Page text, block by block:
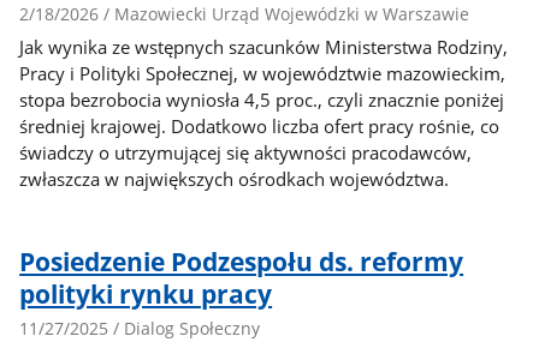
2/18/2026 / Mazowiecki Urząd Wojewódzki w Warszawie
Jak wynika ze wstępnych szacunków Ministerstwa Rodziny,
Pracy i Polityki Społecznej, w województwie mazowieckim,
stopa bezrobocia wyniosła 4,5 proc., czyli znacznie poniżej
średniej krajowej. Dodatkowo liczba ofert pracy rośnie, co
świadczy o utrzymującej się aktywności pracodawców,
zwłaszcza w największych ośrodkach województwa.
Posiedzenie Podzespołu ds. reformy
polityki rynku pracy
11/27/2025 / Dialog Społeczny